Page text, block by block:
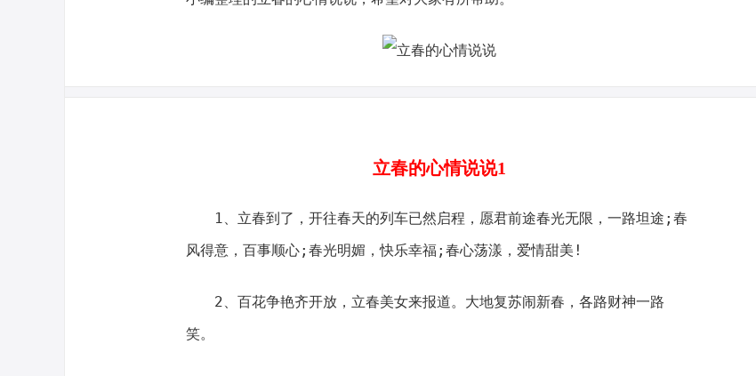
立春的心情说说1
1、立春到了，开往春天的列车已然启程，愿君前途春光无限，一路坦途;春
风得意，百事顺心;春光明媚，快乐幸福;春心荡漾，爱情甜美!
2、百花争艳齐开放，立春美女来报道。大地复苏闹新春，各路财神一路
笑。